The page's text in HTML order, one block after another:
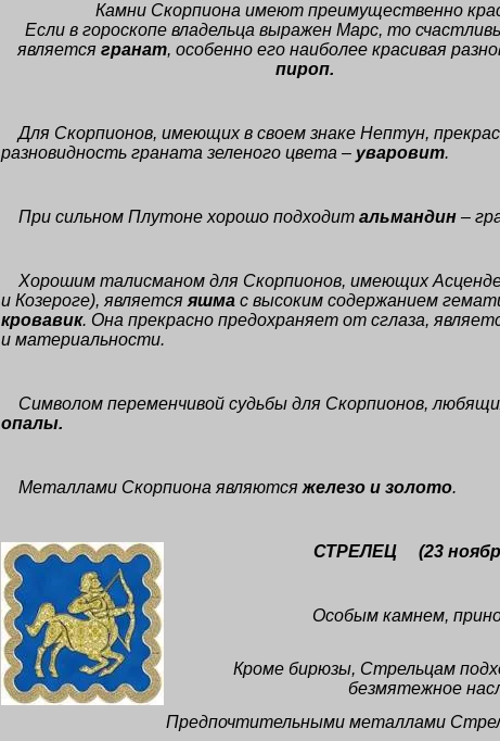
Камни Скорпиона имеют преимущественно
Если в гороскопе владельца выражен Марс, то
является гранат, особенно его наиболее красивая
пироп.
Для Скорпионов, имеющих в своем знаке Нептун,
разновидность граната зеленого цвета – уваровит.
При сильном Плутоне хорошо подходит альмандин –
Хорошим талисманом для Скорпионов, имеющих
и Козероге), является яшма с высоким содержанием
кровавик. Она прекрасно предохраняет от сглаза,
и материальности.
Символом переменчивой судьбы для Скорпионов,
опалы.
Металлами Скорпиона являются железо и золото.
СТРЕЛЕЦ (23
Особым камнем,
Кроме бирюзы, Стрельцам
безмятежное
Предпочтительными металлами